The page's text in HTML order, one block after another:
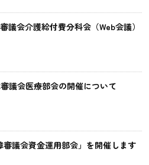
議会介護給付費分科会（Web会議）
議会医療部会の開催について
審議会資金運用部会」を開催します